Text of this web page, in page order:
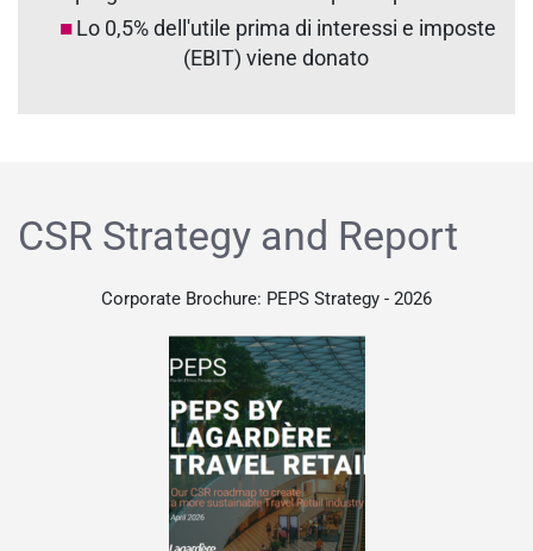
Lo 0,5% dell'utile prima di interessi e imposte
(EBIT) viene donato
CSR Strategy and Report
Corporate Brochure: PEPS Strategy - 2026